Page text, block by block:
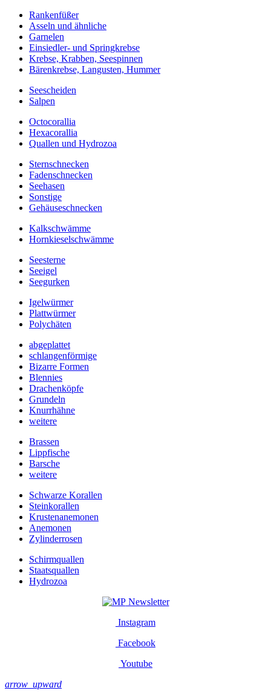
Rankenfüßer
Asseln und ähnliche
Garnelen
Einsiedler- und Springkrebse
Krebse, Krabben, Seespinnen
Bärenkrebse, Langusten, Hummer
Seescheiden
Salpen
Octocorallia
Hexacorallia
Quallen und Hydrozoa
Sternschnecken
Fadenschnecken
Seehasen
Sonstige
Gehäuseschnecken
Kalkschwämme
Hornkieselschwämme
Seesterne
Seeigel
Seegurken
Igelwürmer
Plattwürmer
Polychäten
abgeplattet
schlangenförmige
Bizarre Formen
Blennies
Drachenköpfe
Grundeln
Knurrhähne
weitere
Brassen
Lippfische
Barsche
weitere
Schwarze Korallen
Steinkorallen
Krustenanemonen
Anemonen
Zylinderrosen
Schirmquallen
Staatsquallen
Hydrozoa
Newsletter
Instagram
Facebook
Youtube
arrow_upward